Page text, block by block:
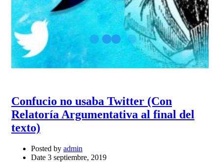
Confucio no usaba Twitter (Con
Relatoría Argumentativa al final del
texto)
Posted by admin
Date 3 septiembre, 2019